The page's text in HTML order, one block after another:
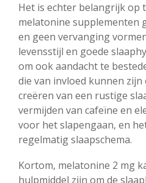
Het is echter belangrijk op
melatonine supplementen
en geen vervanging
levensstijl en goede
om ook aandacht te
die van invloed kunnen
creëren van een rustige
vermijden van cafeïne en
voor het slapengaan, en
regelmatig slaapschema.
Kortom, melatonine 2 mg
hulpmiddel zijn om de